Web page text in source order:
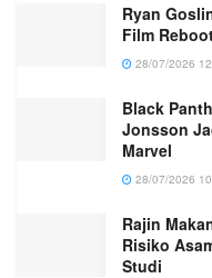
Ryan
Film
28/07/2026
Black
Jonsson
Marvel
28/07/2026
Rajin
Risiko
Studi